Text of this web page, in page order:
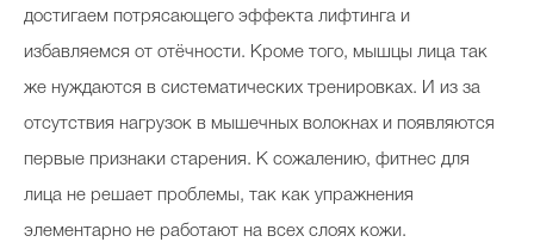
достигаем потрясающего эффекта лифтинга и
избавляемся от отёчности. Кроме того, мышцы лица так
же нуждаются в систематических тренировках. И из за
отсутствия нагрузок в мышечных волокнах и появляются
первые признаки старения. К сожалению, фитнес для
лица не решает проблемы, так как упражнения
элементарно не работают на всех слоях кожи.